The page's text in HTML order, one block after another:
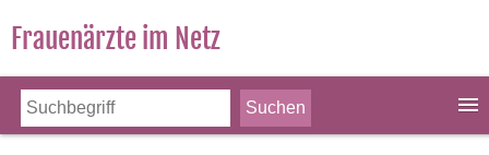
Frauenärzte im Netz